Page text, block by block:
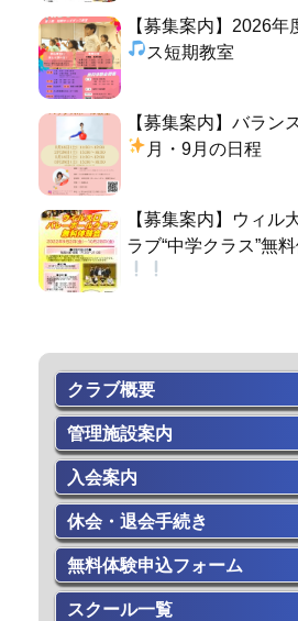
【募集案内】2026
ス短期教室
【募集案内】バラン
月・9月の日程
【募集案内】ウィル
ラブ“中学クラス”無
クラブ概要
管理施設案内
入会案内
休会・退会手続き
無料体験申込フォーム
スクール一覧